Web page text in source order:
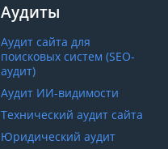
Аудиты
Аудит сайта для
поисковых систем (SEO-
аудит)
Аудит ИИ-видимости
Технический аудит сайта
Юридический аудит